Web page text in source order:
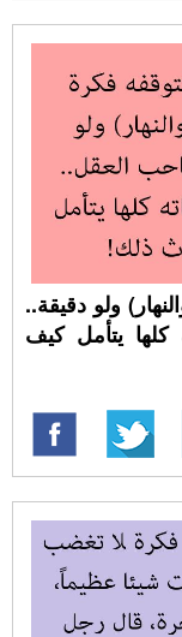
ولو دقيقة..
يتأمل كيف